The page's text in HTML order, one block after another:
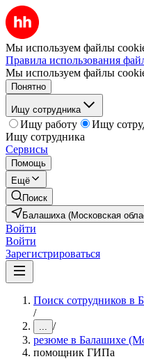
Мы используем файлы
Правила использования
Мы используем файлы
Понятно
Ищу сотрудника
Ищу работу
Ищу
Ищу сотрудника
Сервисы
Помощь
Ещё
Поиск
Балашиха (Московская
Войти
Войти
Зарегистрироваться
Поиск сотрудников в
/
... /
резюме в Балашихе
помощник ГИПа